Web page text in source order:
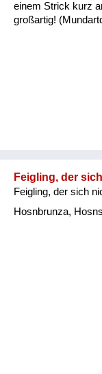
einem Strick kurz
großartig!
Feigling, der
Feigling, der sich
Hosnbrunza,